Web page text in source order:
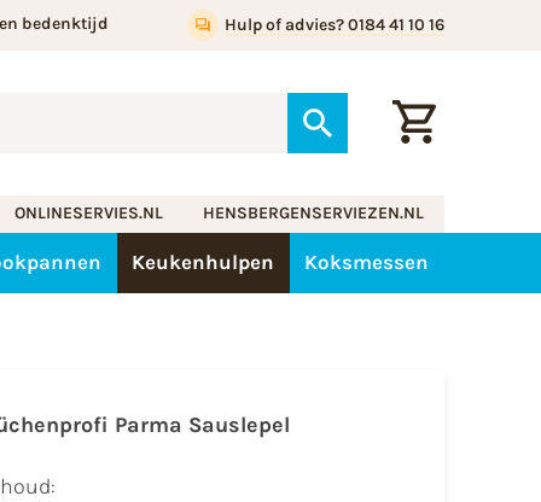
bedenktijd Hulp of advies? 0184 41 10 16
ONLINESERVIES.NL HENSBERGENSERVIEZEN.NL
Keukenhulpen Koksmessen
Parma Sauslepel